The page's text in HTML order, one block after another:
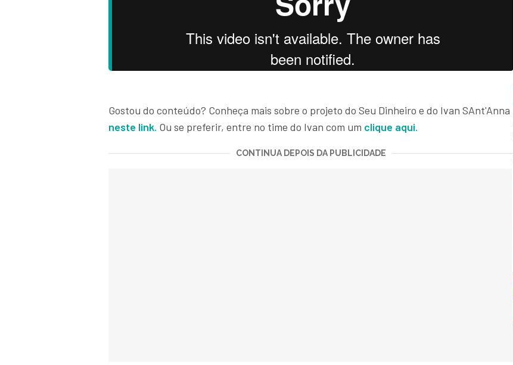
Gostou do conteúdo? Conheça mais sobre o projeto do Seu Dinheiro e do Ivan SAnt'Anna
neste link. Ou se preferir, entre no time do Ivan com um clique aqui.
CONTINUA DEPOIS DA PUBLICIDADE